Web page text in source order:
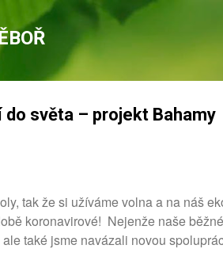
Přeskočit na hlavní obsah
do světa – projekt Bahamy
tak že si užíváme volna a na náš
koronavirové! Nejenže naše
také jsme navázali novou